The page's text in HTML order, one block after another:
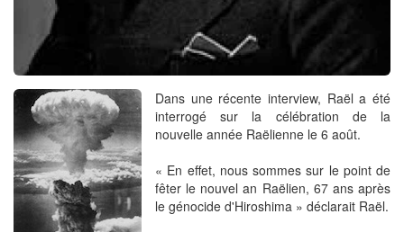
Dans une récente interview, Raël a été
interrogé sur la célébration de la
nouvelle année Raëlienne le 6 août.
« En effet, nous sommes sur ​​le point de
fêter le nouvel an Raëlien, 67 ans après
le génocide d'Hiroshima » déclarait Raël.